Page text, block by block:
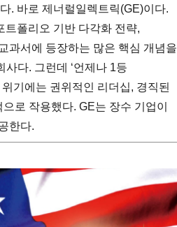
. 바로 제너럴일렉트릭(GE)이다.
트폴리오 기반 다각화 전략,
과서에 등장하는 많은 핵심 개념을
다. 그런데 ‘언제나 1등
기에는 권위적인 리더십, 경직된
로 작용했다. GE는 장수 기업이
한다.